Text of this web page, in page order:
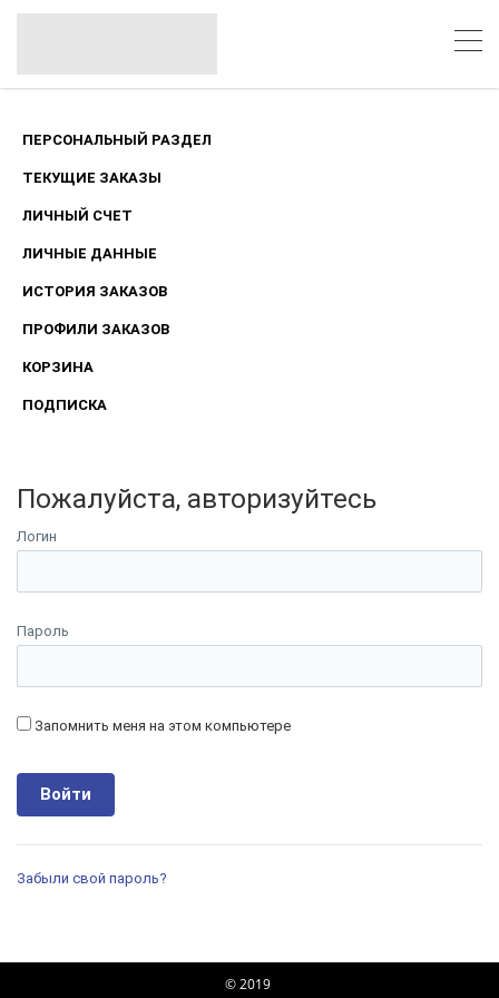
ПЕРСОНАЛЬНЫЙ РАЗДЕЛ
ТЕКУЩИЕ ЗАКАЗЫ
ЛИЧНЫЙ СЧЕТ
ЛИЧНЫЕ ДАННЫЕ
ИСТОРИЯ ЗАКАЗОВ
ПРОФИЛИ ЗАКАЗОВ
КОРЗИНА
ПОДПИСКА
Пожалуйста, авторизуйтесь
Логин
Пароль
Запомнить меня на этом компьютере
Забыли свой пароль?
© 2019